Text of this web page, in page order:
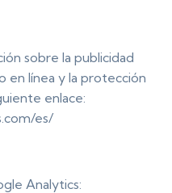
sobre la publicidad
en línea y la protección
enlace:
es/
Analytics: